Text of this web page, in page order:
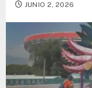
JUNIO 2, 2026